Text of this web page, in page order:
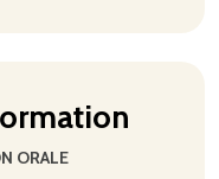
ORALE